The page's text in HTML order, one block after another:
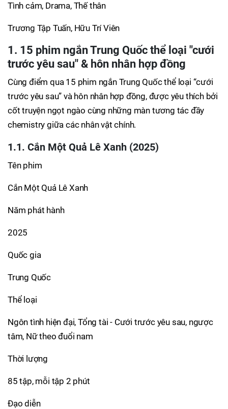
Tình cảm, Drama, Thế thân
Trương Tập Tuấn, Hữu Trí Viên
1. 15 phim ngắn Trung Quốc thể loại "cưới
trước yêu sau" & hôn nhân hợp đồng
Cùng điểm qua 15 phim ngắn Trung Quốc thể loại “cưới
trước yêu sau” và hôn nhân hợp đồng, được yêu thích bởi
cốt truyện ngọt ngào cùng những màn tương tác đầy
chemistry giữa các nhân vật chính.
1.1. Cắn Một Quả Lê Xanh (2025)
Tên phim
Cắn Một Quả Lê Xanh
Năm phát hành
2025
Quốc gia
Trung Quốc
Thể loại
Ngôn tình hiện đại, Tổng tài - Cưới trước yêu sau, ngược
tâm, Nữ theo đuổi nam
Thời lượng
85 tập, mỗi tập 2 phút
Đạo diễn